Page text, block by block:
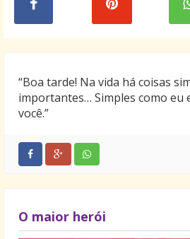
“Boa tarde! Na vida há coisas
importantes… Simples como eu
você.”
O maior herói